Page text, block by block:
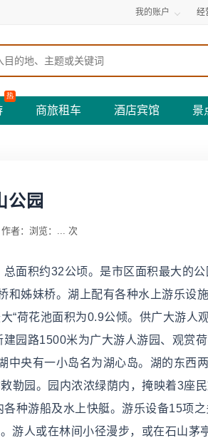
我的账户 经
热
商旅租车 酒店宾馆 景
公园
作者： 浏览： ... 次
面积约32公顷。是市区面积最大的
姊妹桥。湖上配有各种水上游乐设
“荷花池面积为0.9公倾。供广大游人
园路1500米为广大游人游园、观赏荷
中央有一小岛名为湖心岛。湖的东西
勒园。园内浓浓绿荫内，掩映着3座
种游船及水上快艇。游乐设备15项之
游人或在林间小径漫步，或在石山茅